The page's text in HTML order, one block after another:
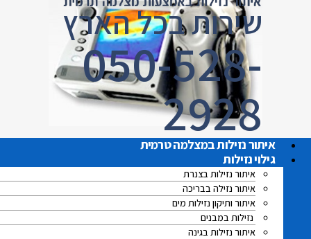
שירות בכל הארץ
050-528-
2928
איתור נזילות במצלמה טרמית
גילוי נזילות
איתור נזילות בצנרת
איתור נזילה בבריכה
איתור ותיקון נזילות מים
נזילות במבנים
איתור נזילות בגינה